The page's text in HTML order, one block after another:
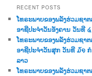
r
c
h
RECENT POSTS
ໂທຣະພາບຂອງພລັງຮ່ວມຊາ
ອາຊີປະຈຳວັນອັງຄານ ວັນທີ
ໂທຣະພາບຂອງພລັງຮ່ວມຊາ
ອາຊີປະຈຳວັນສຸກ ວັນທີ ໓໑
ລາວ
ໂທຣະພາບຂອງພລັງຮ່ວມຊາ